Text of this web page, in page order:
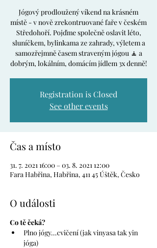
Jógový prodloužený víkend na krásném
místě - v nově zrekontruované faře v českém
Středohoří. Pojďme společně oslavit léto,
sluníčkem, bylinkama ze zahrady, výletem a
samozřejmně časem straveným jógou 🧘 a
dobrým, lokálním, domácím jídlem 3x denně!
Registration is Closed
See other events
Čas a místo
31. 7. 2021 16:00 – 03. 8. 2021 12:00
Fara Habřina, Habřina, 411 45 Úštěk, Česko
O události
Co tě čeká?
Plno jógy...cvičení (jak vinyasa tak yin
jóga)